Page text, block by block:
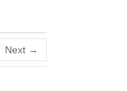
Next →